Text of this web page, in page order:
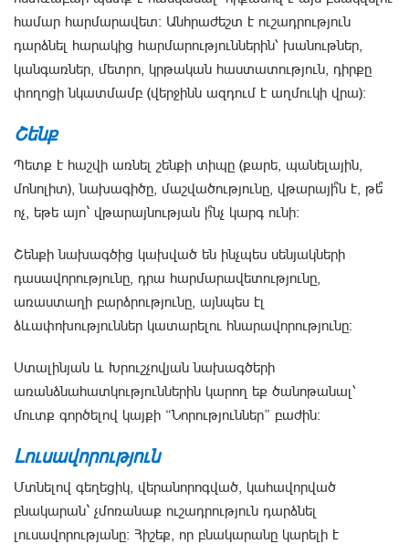
համար հարմարավետ։ Անհրաժեշտ է ուշադրություն
դարձնել հարակից հարմարություններին՝ խանութներ,
կանգառներ, մետրո, կրթական հաստատություն, դիրքը
փողոցի նկատմամբ (վերջինն ազդում է աղմուկի վրա)։
Շենք
Պետք է հաշվի առնել շենքի տիպը (քարե, պանելային,
մոնոլիտ), նախագիծը, մաշվածությունը, վթարայի՞ն է, թե՞
ոչ, եթե այո` վթարայնության ի՞նչ կարգ ունի։
Շենքի նախագծից կախված են ինչպես սենյակների
դասավորությունը, դրա հարմարավետությունը,
առաստաղի բարձրությունը, այնպես էլ
ձևափոխություններ կատարելու հնարավորությունը։
Ստալինյան և Խրուշչովյան նախագծերի
առանձնահատկություններին կարող եք ծանոթանալ՝
մուտք գործելով կայքի “Նորություններ” բաժին։
Լուսավորություն
Մտնելով գեղեցիկ, վերանորոգված, կահավորված
բնակարան` չմոռանաք ուշադրություն դարձնել
լուսավորությանը։ Հիշեք, որ բնակարանը կարելի է